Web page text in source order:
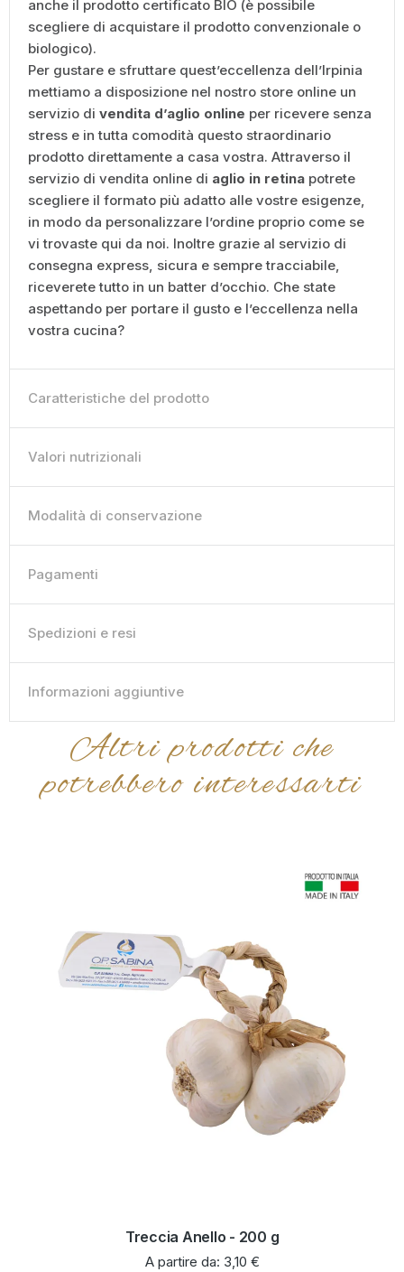
anche il prodotto certificato BIO (è possibile
scegliere di acquistare il prodotto convenzionale o
biologico).
Per gustare e sfruttare quest’eccellenza dell’Irpinia
mettiamo a disposizione nel nostro store online un
servizio di vendita d’aglio online per ricevere senza
stress e in tutta comodità questo straordinario
prodotto direttamente a casa vostra. Attraverso il
servizio di vendita online di aglio in retina potrete
scegliere il formato più adatto alle vostre esigenze,
in modo da personalizzare l’ordine proprio come se
vi trovaste qui da noi. Inoltre grazie al servizio di
consegna express, sicura e sempre tracciabile,
riceverete tutto in un batter d’occhio. Che state
aspettando per portare il gusto e l’eccellenza nella
vostra cucina?
Caratteristiche del prodotto
Valori nutrizionali
Modalità di conservazione
Pagamenti
Spedizioni e resi
Informazioni aggiuntive
Altri prodotti che
potrebbero interessarti
Treccia Anello - 200 g
A partire da: 3,10 €